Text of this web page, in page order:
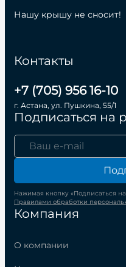
Компания
О компании
Контакты
+7 (705) 956 16-10
г. Астана, ул. Пушкина, 55/1
Подписаться на
Нажимая кнопку «Подписаться
Правилами обработки
Нашу крышу не сносит!